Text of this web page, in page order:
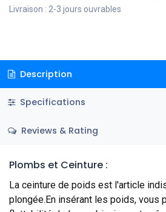
Livraison : 2-3 jours ouvrables
Description
Specifications
Reviews & Rating
Plombs et Ceinture :
La ceinture de poids est l'article
plongée.En insérant les poids, vous